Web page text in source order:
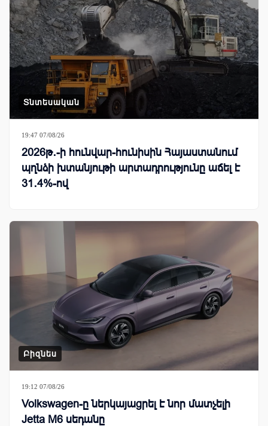
Տնտեսական
19:47 07/08/26
2026թ․-ի հունվար-հունիսին Հայաստանում
պղնձի խտանյութի արտադրությունը աճել է
31․4%-ով
Բիզնես
19:12 07/08/26
Volkswagen-ը ներկայացրել է նոր մատչելի
Jetta M6 սեդանը